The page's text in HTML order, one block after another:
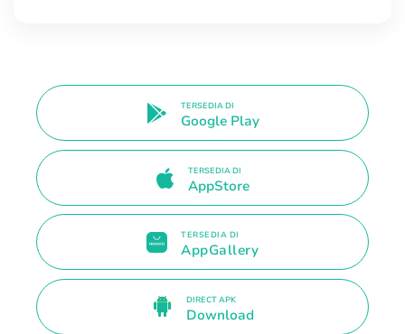
TERSEDIA DI
Google Play
TERSEDIA DI
AppStore
TERSEDIA DI
AppGallery
DIRECT APK
Download